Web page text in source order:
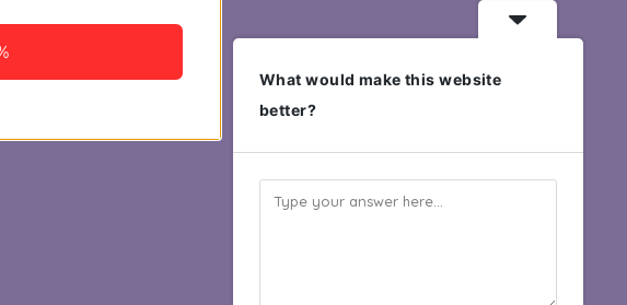
What would make this website
better?